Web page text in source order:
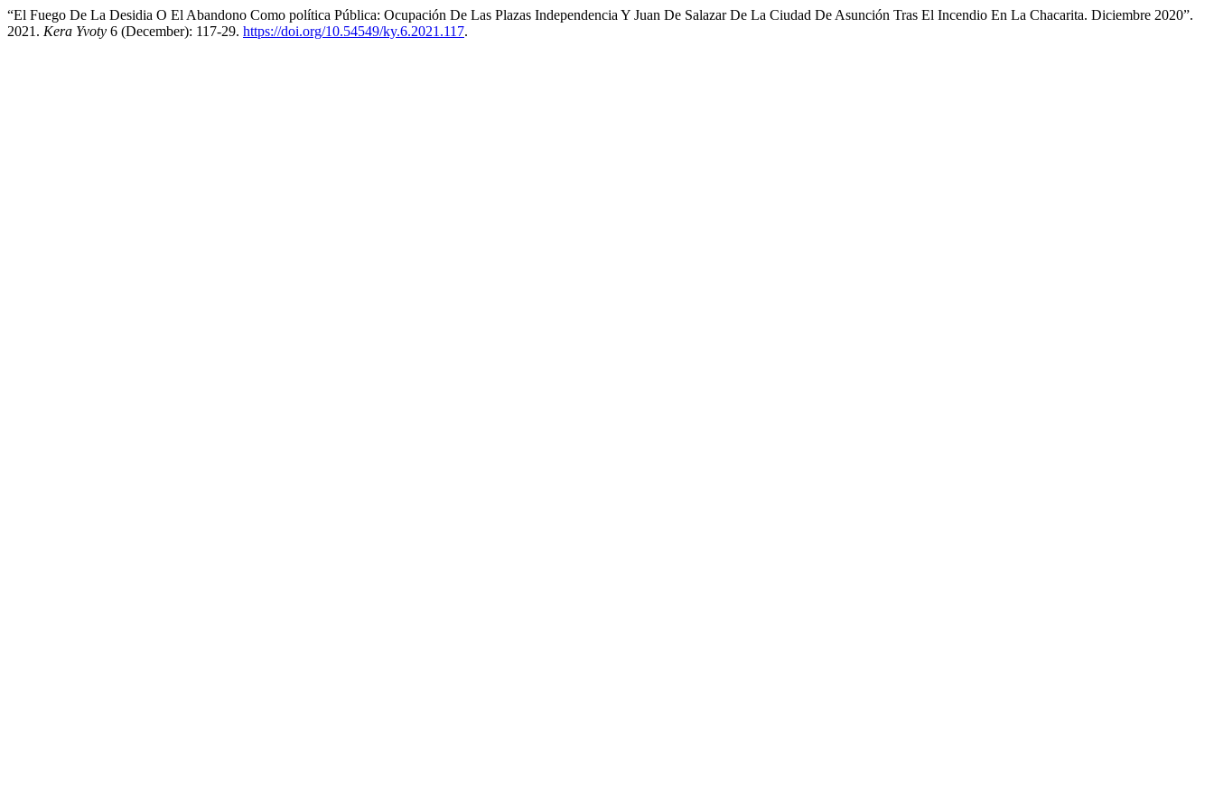
“El Fuego De La Desidia O El Abandono Como política Pública: Ocupación De Las Plazas Independencia Y Juan De Salazar De La Ciudad De Asunción Tras El Incendio En La Chacarita. Diciembre 2020”.
2021. Kera Yvoty 6 (December): 117-29. https://doi.org/10.54549/ky.6.2021.117.